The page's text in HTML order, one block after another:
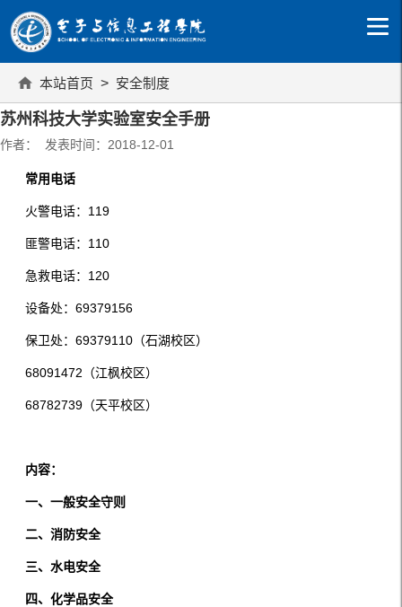
本站首页 > 安全制度
苏州科技大学实验室安全手册
作者： 发表时间：2018-12-01
常用电话
火警电话：119
匪警电话：110
急救电话：120
设备处：69379156
保卫处：69379110（石湖校区）
68091472（江枫校区）
68782739（天平校区）
内容：
一、一般安全守则
二、消防安全
三、水电安全
四、化学品安全